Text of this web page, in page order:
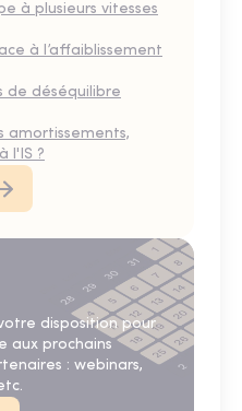
à plusieurs vitesses
à l’affaiblissement
de déséquilibre
amortissements,
l'IS ?
disposition pour
aux prochains
: webinars,